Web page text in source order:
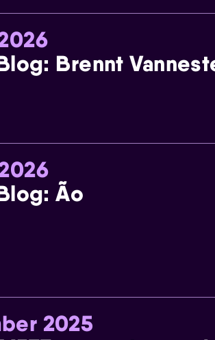
Brennt
Ão
2025